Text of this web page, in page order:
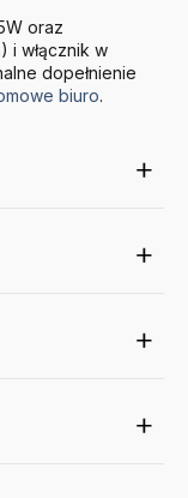
oraz
i włącznik w
dopełnienie
biuro.